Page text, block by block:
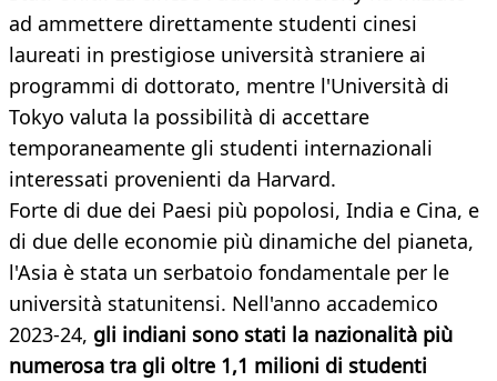
ad ammettere direttamente studenti cinesi
laureati in prestigiose università straniere ai
programmi di dottorato, mentre l'Università di
Tokyo valuta la possibilità di accettare
temporaneamente gli studenti internazionali
interessati provenienti da Harvard.
Forte di due dei Paesi più popolosi, India e Cina, e
di due delle economie più dinamiche del pianeta,
l'Asia è stata un serbatoio fondamentale per le
università statunitensi. Nell'anno accademico
2023-24, gli indiani sono stati la nazionalità più
numerosa tra gli oltre 1,1 milioni di studenti